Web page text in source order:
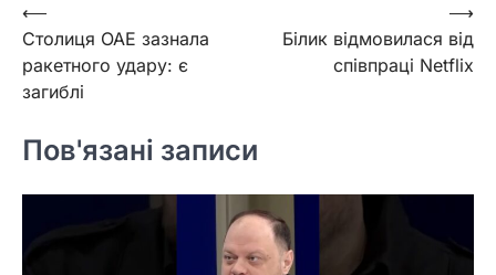
Навігація
записів
⟵
Столиця ОАЕ зазнала
ракетного удару: є
загиблі
Білик відмовилася від
співпраці Netflix
⟶
Пов'язані записи